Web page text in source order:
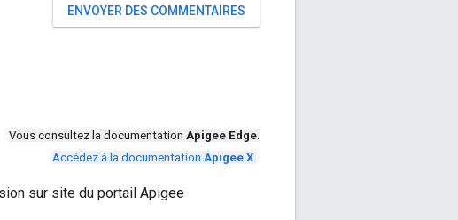
ENVOYER DES COMMENTAIRES
Vous consultez la documentation Apigee Edge.
Accédez à la documentation Apigee X.
sur site du portail Apigee